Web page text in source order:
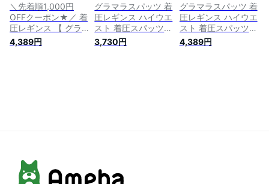
＼先着順1,000円
OFFクーポン★／ 着
圧レギンス 【 グラ
マラスパッツ 単品】
弾性ストッキング ハ
4,389円
グラマラスパッツ 着
圧レギンス ハイウエ
スト 着圧スパッツ
ダイエット 着圧 オ
ールインワン 加圧イ
3,730円
グラマラスパッツ 着
圧レギンス ハイウエ
スト 着圧スパッツ
ダイエット 着圧 オ
ールインワン 加圧イ
4,389円